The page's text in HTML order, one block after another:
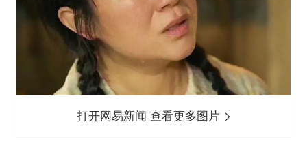
打开网易新闻 查看更多图片